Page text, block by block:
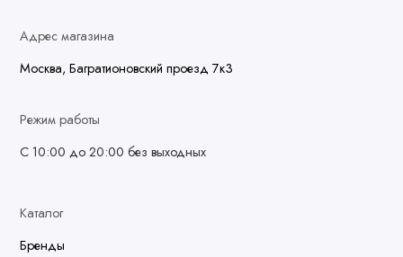
Адрес магазина
Москва, Багратионовский проезд 7к3
Режим работы
С 10:00 до 20:00 без выходных
Каталог
Бренды